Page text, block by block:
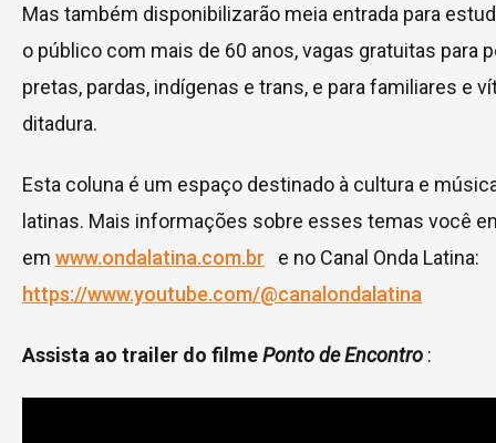
Mas também disponibilizarão meia entrada para
o público com mais de 60 anos, vagas gratuitas para
pretas, pardas, indígenas e trans, e para familiares e
ditadura.
Esta coluna é um espaço destinado à cultura e
latinas. Mais informações sobre esses temas você
em www.ondalatina.com.br e no Canal Onda Latina:
https://www.youtube.com/@canalondalatina
Assista ao trailer do filmePonto de Encontro :